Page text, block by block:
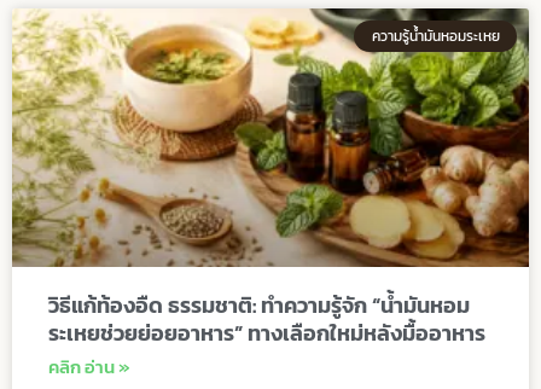
ความรู้น้ำมันหอมระเหย
วิธีแก้ท้องอืด ธรรมชาติ: ทำความรู้จัก “น้ำมันหอม
ระเหยช่วยย่อยอาหาร” ทางเลือกใหม่หลังมื้ออาหาร
คลิก อ่าน »